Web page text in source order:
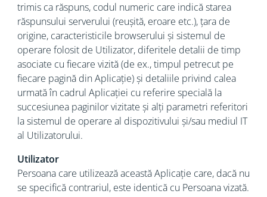
trimis ca răspuns, codul numeric care indică starea
răspunsului serverului (reușită, eroare etc.), țara de
origine, caracteristicile browserului și sistemul de
operare folosit de Utilizator, diferitele detalii de timp
asociate cu fiecare vizită (de ex., timpul petrecut pe
fiecare pagină din Aplicație) și detaliile privind calea
urmată în cadrul Aplicației cu referire specială la
succesiunea paginilor vizitate și alți parametri referitori
la sistemul de operare al dispozitivului și/sau mediul IT
al Utilizatorului.
Utilizator
Persoana care utilizează această Aplicație care, dacă nu
se specifică contrariul, este identică cu Persoana vizată.